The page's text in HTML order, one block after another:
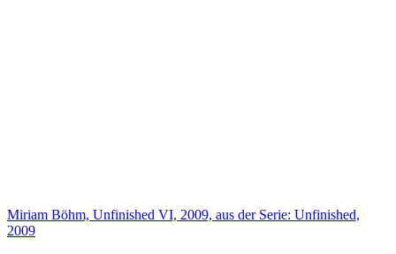
Miriam Böhm, Unfinished VI, 2009, aus der Serie: Unfinished,
2009